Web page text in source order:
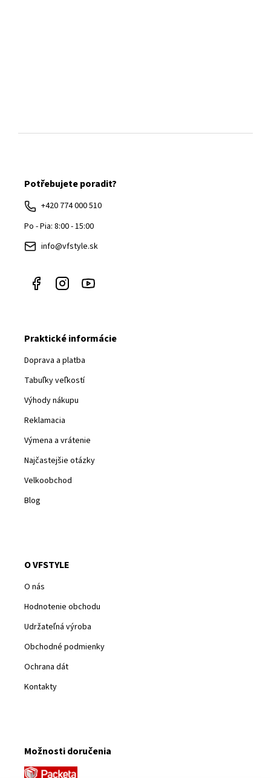
Potřebujete poradit?
+420 774 000 510
Po - Pia: 8:00 - 15:00
info@vfstyle.sk
Praktické informácie
Doprava a platba
Tabuľky veľkostí
Výhody nákupu
Reklamacia
Výmena a vrátenie
Najčastejšie otázky
Velkoobchod
Blog
O VFSTYLE
O nás
Hodnotenie obchodu
Udržateľná výroba
Obchodné podmienky
Ochrana dát
Kontakty
Možnosti doručenia